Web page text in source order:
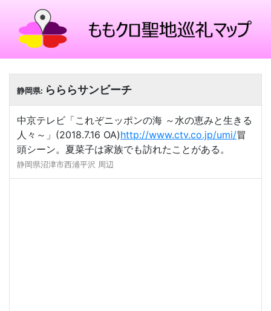
静岡県: らららサンビーチ
中京テレビ「これぞニッポンの海 ～水の恵みと生きる
人々～」(2018.7.16 OA)http://www.ctv.co.jp/umi/冒
頭シーン。夏菜子は家族でも訪れたことがある。
静岡県沼津市西浦平沢 周辺